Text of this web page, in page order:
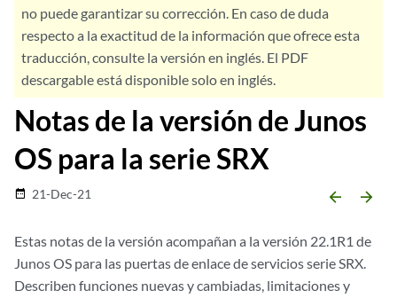
no puede garantizar su corrección. En caso de duda
respecto a la exactitud de la información que ofrece esta
traducción, consulte la versión en inglés. El PDF
descargable está disponible solo en inglés.
Notas de la versión de Junos
OS para la serie SRX
date_range 21-Dec-21 arrow_backward arrow_forward
Estas notas de la versión acompañan a la versión 22.1R1 de
Junos OS para las puertas de enlace de servicios serie SRX.
Describen funciones nuevas y cambiadas, limitaciones y